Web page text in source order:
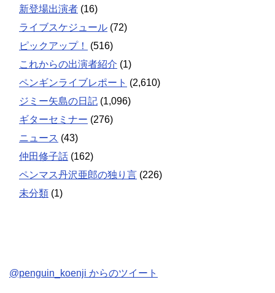
新登場出演者 (16)
ライブスケジュール (72)
ピックアップ！
(516)
これからの出演者紹介 (1)
ペンギンライブレポート (2,610)
ジミー矢島の日記 (1,096)
ギターセミナー (276)
ニュース (43)
仲田修子話 (162)
ペンマス丹沢亜郎の独り言 (226)
未分類 (1)
@penguin_koenji からのツイート